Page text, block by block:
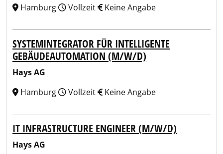
Hamburg
Vollzeit Keine Angabe
SYSTEMINTEGRATOR FÜR INTELLIGENTE
GEBÄUDEAUTOMATION (M/W/D)
Hays AG
Hamburg
Vollzeit Keine Angabe
IT INFRASTRUCTURE ENGINEER (M/W/D)
Hays AG